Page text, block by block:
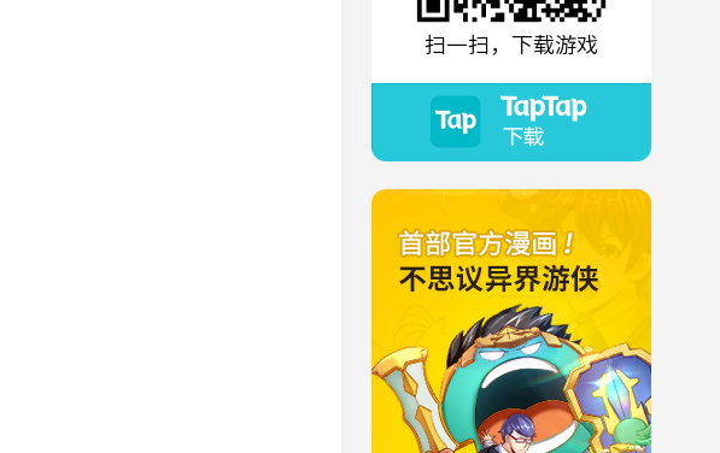
扫一扫，下载游戏